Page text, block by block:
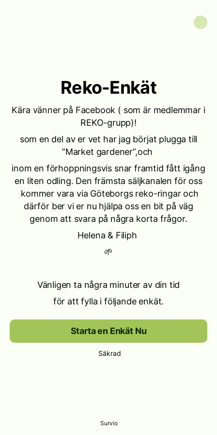
Reko-Enkät
Kära vänner på Facebook ( som är medlemmar i
REKO-grupp)!
som en del av er vet har jag börjat plugga till
”Market gardener”,och
inom en förhoppningsvis snar framtid fått igång
en liten odling. Den främsta säljkanalen för oss
kommer vara via Göteborgs reko-ringar och
därför ber vi er nu hjälpa oss en bit på väg
genom att svara på några korta frågor.
Helena & Filiph
🌱
Vänligen ta några minuter av din tid
för att fylla i följande enkät.
Starta en Enkät Nu
Säkrad
Survio